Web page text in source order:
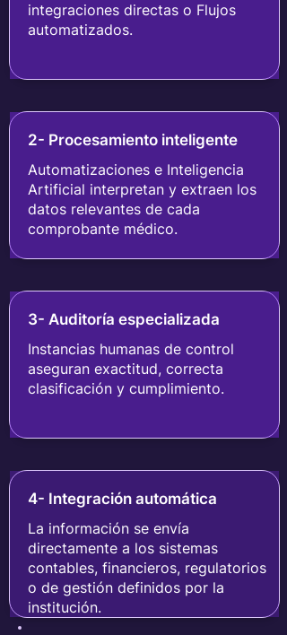
integraciones directas o Flujos
automatizados.
2- Procesamiento inteligente
Automatizaciones e Inteligencia
Artificial interpretan y extraen los
datos relevantes de cada
comprobante médico.
3- Auditoría especializada
Instancias humanas de control
aseguran exactitud, correcta
clasificación y cumplimiento.
4- Integración automática
La información se envía
directamente a los sistemas
contables, financieros, regulatorios
o de gestión definidos por la
institución.